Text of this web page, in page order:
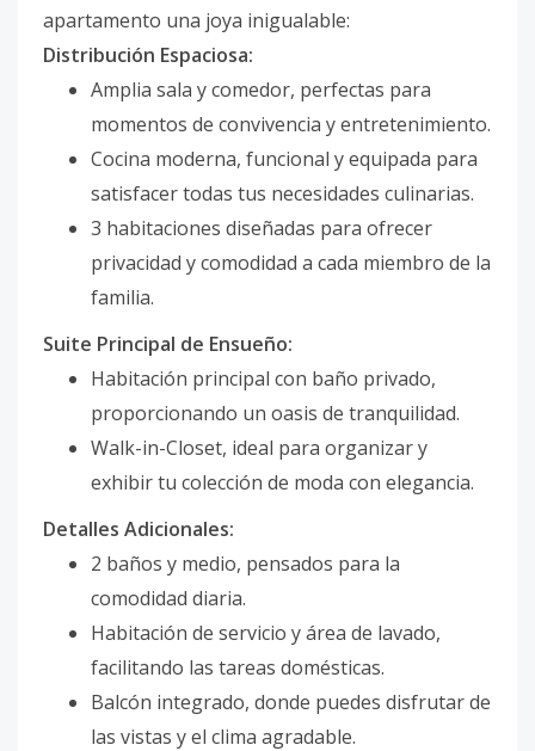
apartamento una joya inigualable:
Distribución Espaciosa:
Amplia sala y comedor, perfectas para
momentos de convivencia y entretenimiento.
Cocina moderna, funcional y equipada para
satisfacer todas tus necesidades culinarias.
3 habitaciones diseñadas para ofrecer
privacidad y comodidad a cada miembro de la
familia.
Suite Principal de Ensueño:
Habitación principal con baño privado,
proporcionando un oasis de tranquilidad.
Walk-in-Closet, ideal para organizar y
exhibir tu colección de moda con elegancia.
Detalles Adicionales:
2 baños y medio, pensados para la
comodidad diaria.
Habitación de servicio y área de lavado,
facilitando las tareas domésticas.
Balcón integrado, donde puedes disfrutar de
las vistas y el clima agradable.